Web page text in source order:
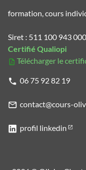
formation, cours
Siret : 511 100 943
Certifié Qualiopi
Télécharger le
06 75 92 82 19
contact@cours-
profil linkedin